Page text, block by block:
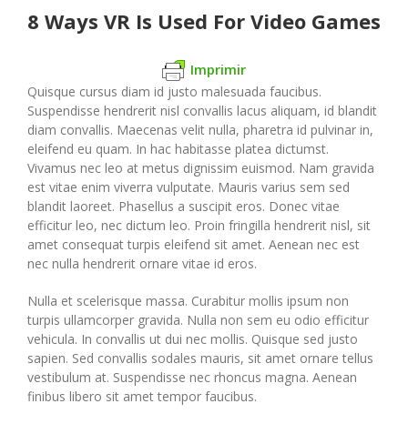
8 Ways VR Is Used For Video Games
Imprimir
Quisque cursus diam id justo malesuada faucibus.
Suspendisse hendrerit nisl convallis lacus aliquam, id blandit
diam convallis. Maecenas velit nulla, pharetra id pulvinar in,
eleifend eu quam. In hac habitasse platea dictumst.
Vivamus nec leo at metus dignissim euismod. Nam gravida
est vitae enim viverra vulputate. Mauris varius sem sed
blandit laoreet. Phasellus a suscipit eros. Donec vitae
efficitur leo, nec dictum leo. Proin fringilla hendrerit nisl, sit
amet consequat turpis eleifend sit amet. Aenean nec est
nec nulla hendrerit ornare vitae id eros.
Nulla et scelerisque massa. Curabitur mollis ipsum non
turpis ullamcorper gravida. Nulla non sem eu odio efficitur
vehicula. In convallis ut dui nec mollis. Quisque sed justo
sapien. Sed convallis sodales mauris, sit amet ornare tellus
vestibulum at. Suspendisse nec rhoncus magna. Aenean
finibus libero sit amet tempor faucibus.